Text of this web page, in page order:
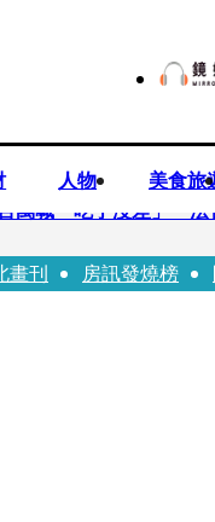
人物 美食旅
萬喊「吃了沒差」 法
數10年時光 悲慟告別
畫刊 房訊發燒榜